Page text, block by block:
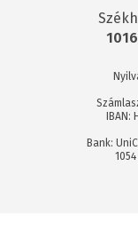
IBAN:
Bank: